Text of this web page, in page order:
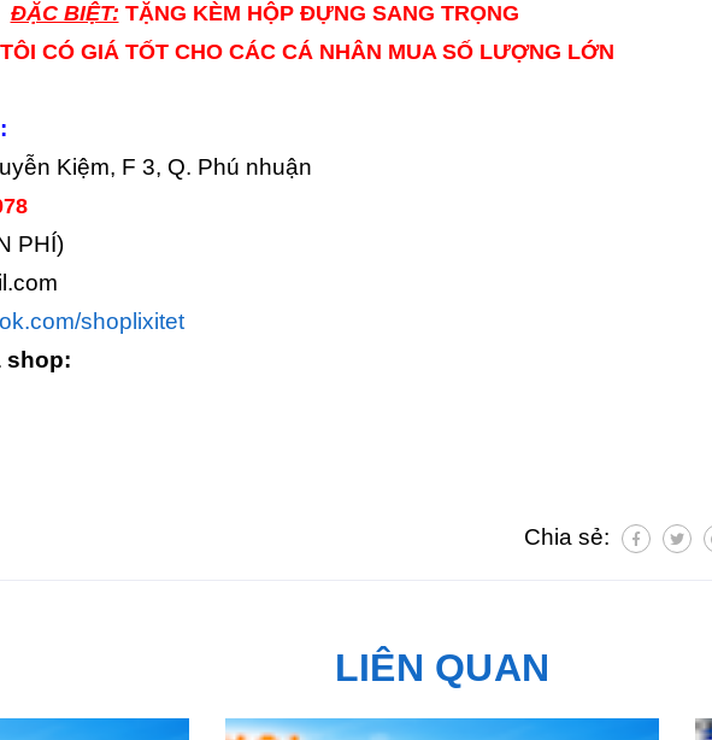
ĐẶC BIỆT: TẶNG KÈM HỘP ĐỰNG SANG TRỌNG
CÓ GIÁ TỐT CHO CÁC CÁ NHÂN MUA SỐ LƯỢNG LỚN
Kiệm, F 3, Q. Phú nhuận
PHÍ)
shoplixitet
shop:
Chia sẻ:
LIÊN QUAN